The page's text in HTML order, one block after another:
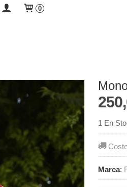
0
1 En
Marca: